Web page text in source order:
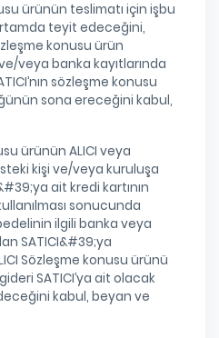
ürünün teslimatı için işbu
teyit edeceğini,
konusu ürün
veya banka kayıtlarında
sözleşme konusu
sona ereceğini kabul,
ürünün ALICI veya
kişi ve/veya kuruluşa
ait kredi kartının
sonucunda
ilgili banka veya
SATICI&#39;ya
Sözleşme konusu ürünü
SATICI’ya ait olacak
kabul, beyan ve